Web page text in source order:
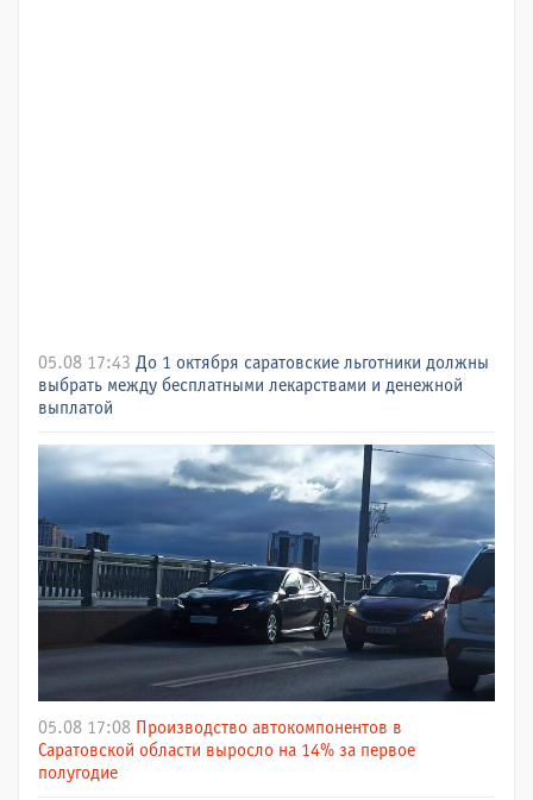
05.08 17:43 До 1 октября саратовские льготники должны
выбрать между бесплатными лекарствами и денежной
выплатой
05.08 17:08 Производство автокомпонентов в
Саратовской области выросло на 14% за первое
полугодие